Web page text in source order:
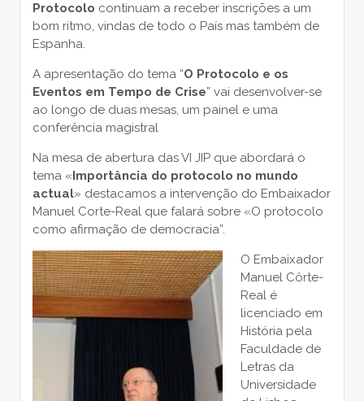
Protocolo continuam a receber inscrições a um
bom ritmo, vindas de todo o País mas também de
Espanha.
A apresentação do tema “O Protocolo e os
Eventos em Tempo de Crise” vai desenvolver-se
ao longo de duas mesas, um painel e uma
conferência magistral
Na mesa de abertura das VI JIP que abordará o
tema «Importância do protocolo no mundo
actual» destacamos a intervenção do Embaixador
Manuel Corte-Real que falará sobre «O protocolo
como afirmação de democracia”.
O Embaixador
Manuel Côrte-
Real é
licenciado em
História pela
Faculdade de
Letras da
Universidade